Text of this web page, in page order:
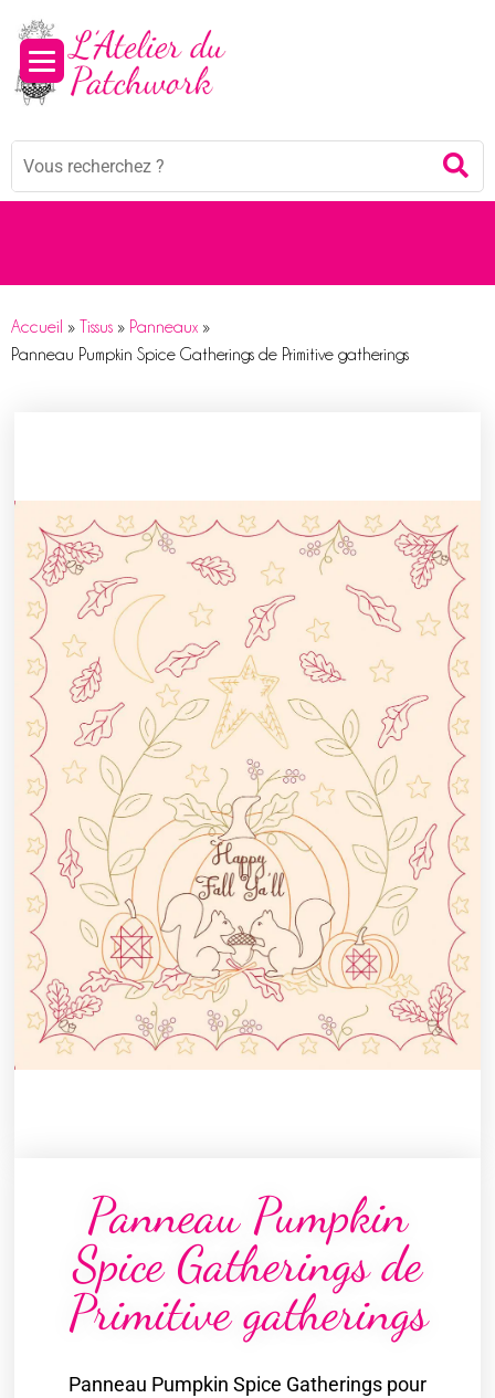
Mots
Accueil » Tissus » Panneaux »
Panneau Pumpkin Spice Gatherings de Primitive gatherings
Panneau Pumpkin
Spice Gatherings de
Primitive gatherings
Panneau Pumpkin Spice Gatherings pour
Panneau de gestion des cookies